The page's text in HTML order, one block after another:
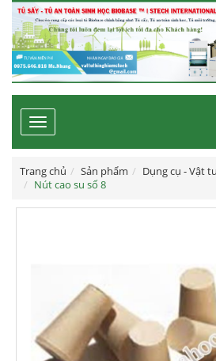
Toggle
navigation
Trang chủ Sản phẩm Dụng cụ - Vật
Nút cao su số 8